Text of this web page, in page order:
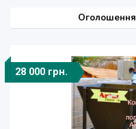
Оголошення
28 000 грн.